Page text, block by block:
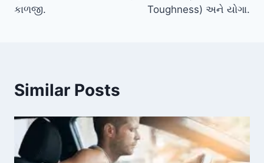
કાળજી.
Toughness) અને યોગા.
Similar Posts